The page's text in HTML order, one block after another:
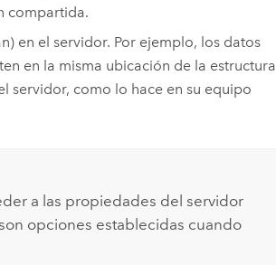
compartida.
en el servidor. Por ejemplo, los datos
en la misma ubicación de la estructura
servidor, como lo hace en su equipo
a las propiedades del servidor
opciones establecidas cuando